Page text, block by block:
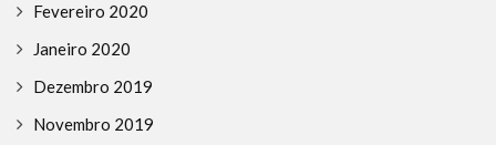
Fevereiro 2020
Janeiro 2020
Dezembro 2019
Novembro 2019